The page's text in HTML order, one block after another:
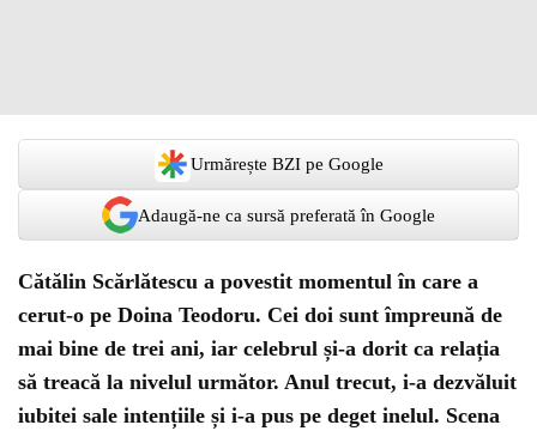
Urmărește BZI pe Google
Adaugă-ne ca sursă preferată în Google
Cătălin Scărlătescu a povestit momentul în care a
cerut-o pe Doina Teodoru. Cei doi sunt împreună de
mai bine de trei ani, iar celebrul și-a dorit ca relația
să treacă la nivelul următor. Anul trecut, i-a dezvăluit
iubitei sale intențiile și i-a pus pe deget inelul. Scena